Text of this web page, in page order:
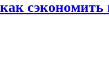
сэкономить